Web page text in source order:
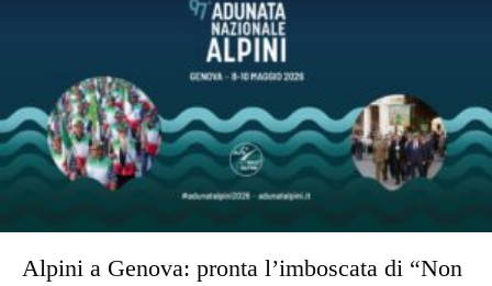
Alpini a Genova: pronta l’imboscata di “Non